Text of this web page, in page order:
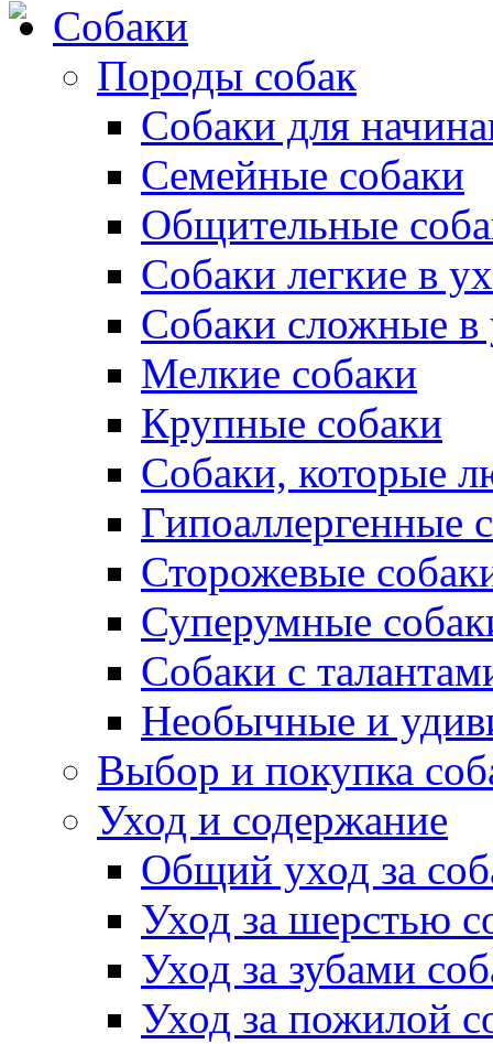
Собаки
Породы собак
Собаки для
Семейные собаки
Общительные
Собаки легкие в
Собаки сложные в
Мелкие собаки
Крупные собаки
Собаки, которые
Гипоаллергенные
Сторожевые
Суперумные
Собаки с
Необычные и
Выбор и покупка
Уход и содержание
Общий уход за
Уход за шерстью
Уход за зубами
Уход за пожилой